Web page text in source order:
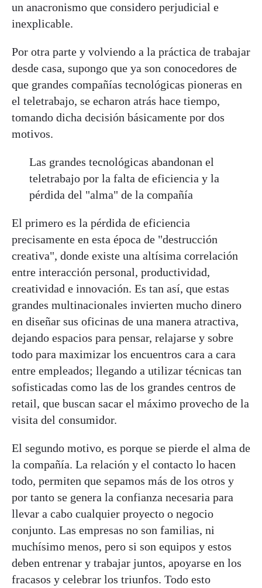
un anacronismo que considero perjudicial e
inexplicable.
Por otra parte y volviendo a la práctica de trabajar
desde casa, supongo que ya son conocedores de
que grandes compañías tecnológicas pioneras en
el teletrabajo, se echaron atrás hace tiempo,
tomando dicha decisión básicamente por dos
motivos.
Las grandes tecnológicas abandonan el
teletrabajo por la falta de eficiencia y la
pérdida del "alma" de la compañía
El primero es la pérdida de eficiencia
precisamente en esta época de "destrucción
creativa", donde existe una altísima correlación
entre interacción personal, productividad,
creatividad e innovación. Es tan así, que estas
grandes multinacionales invierten mucho dinero
en diseñar sus oficinas de una manera atractiva,
dejando espacios para pensar, relajarse y sobre
todo para maximizar los encuentros cara a cara
entre empleados; llegando a utilizar técnicas tan
sofisticadas como las de los grandes centros de
retail, que buscan sacar el máximo provecho de la
visita del consumidor.
El segundo motivo, es porque se pierde el alma de
la compañía. La relación y el contacto lo hacen
todo, permiten que sepamos más de los otros y
por tanto se genera la confianza necesaria para
llevar a cabo cualquier proyecto o negocio
conjunto. Las empresas no son familias, ni
muchísimo menos, pero si son equipos y estos
deben entrenar y trabajar juntos, apoyarse en los
fracasos y celebrar los triunfos. Todo esto